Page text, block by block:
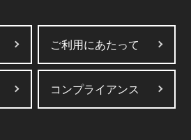
ご利用にあたって
コンプライアンス